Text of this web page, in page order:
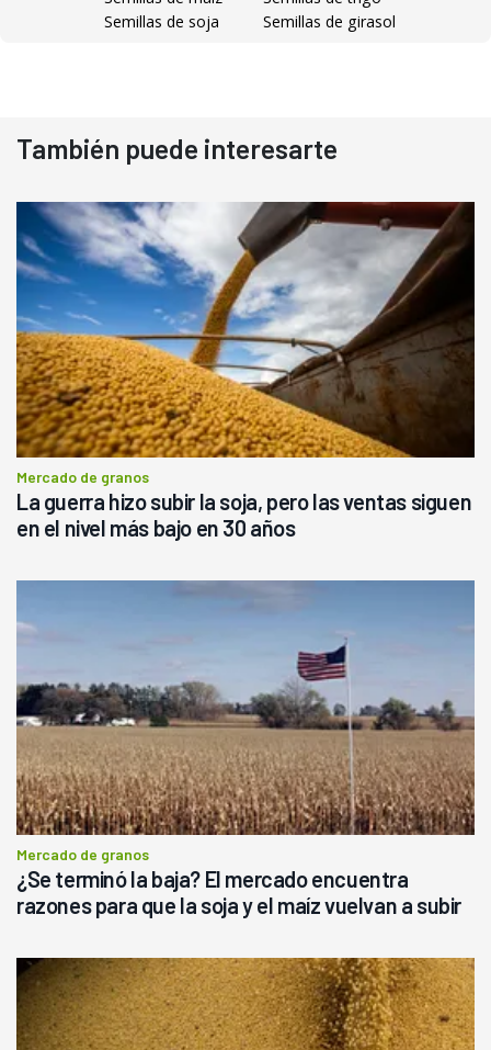
Semillas de soja
Semillas de girasol
También puede interesarte
Mercado de granos
La guerra hizo subir la soja, pero las ventas siguen
en el nivel más bajo en 30 años
Mercado de granos
¿Se terminó la baja? El mercado encuentra
razones para que la soja y el maíz vuelvan a subir